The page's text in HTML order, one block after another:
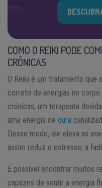
COMO O REIKI PODE
CRÔNICAS
O Reiki é um tratamento que
correto de energias no
crônicas, um terapeuta
uma energia de cura
Desse modo, ele eleva as
assim reduz o estresse, a
É possível encontrar muitos
capazes de sentir a energia